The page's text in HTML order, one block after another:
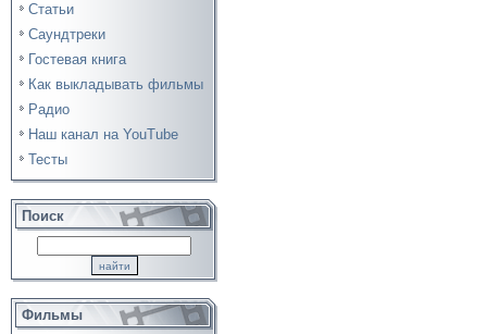
Статьи
Саундтреки
Гостевая книга
Как выкладывать фильмы
Радио
Наш канал на YouTube
Тесты
Поиск
Фильмы